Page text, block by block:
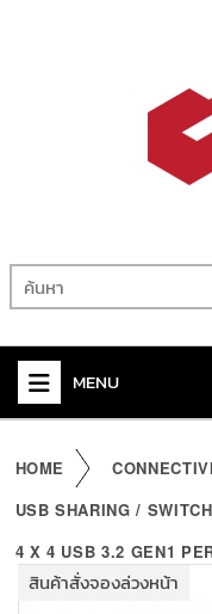
MENU
KVM
PDU
HOME
USB SHARING / SWITCH
4 X 4 USB 3.2 GEN1
สินค้าสั่งจองล่วงหน้า